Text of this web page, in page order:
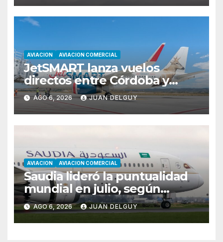
AVIACION AVIACION COMERCIAL
JetSMART lanza vuelos
directos entre Córdoba y
Florianópolis
AGO 6, 2026 JUAN DELGUY
AVIACION AVIACION COMERCIAL
Saudia lideró la puntualidad
mundial en julio, según
Cirium
AGO 6, 2026 JUAN DELGUY